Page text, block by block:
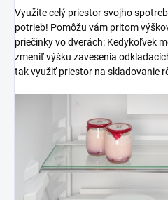
Využite celý priestor svojho
potrieb! Pomôžu vám pritom
priečinky vo dverách: Kedykoľvek
zmeniť výšku zavesenia
tak využiť priestor na skladovanie